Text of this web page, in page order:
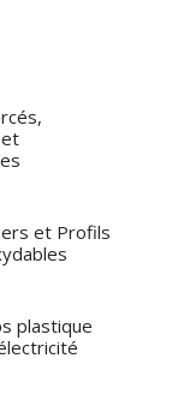
AISI 304/A2
et Profils
plastique